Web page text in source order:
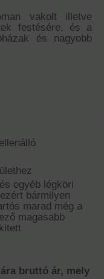
vakolt illetve
festésére, és a
és nagyobb
egyéb légköri
bármilyen
marad még a
magasabb
bruttó ár, mely